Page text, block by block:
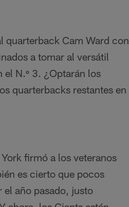
quarterback Cam Ward con
a tomar al versátil
el N.º 3. ¿Optarán los
quarterbacks restantes en
firmó a los veteranos
es cierto que pocos
año pasado, justo